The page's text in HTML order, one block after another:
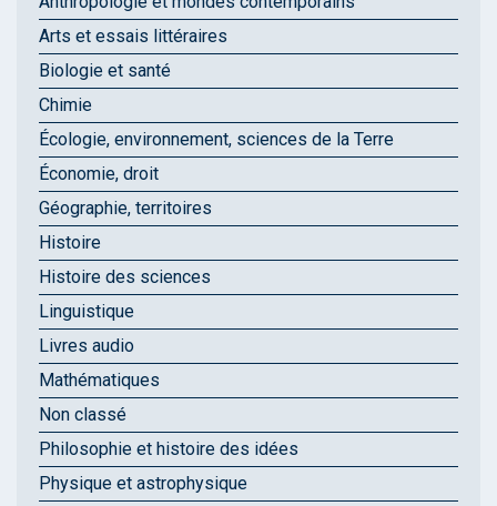
Arts et essais littéraires
Biologie et santé
Chimie
Écologie, environnement, sciences de la Terre
Économie, droit
Géographie, territoires
Histoire
Histoire des sciences
Linguistique
Livres audio
Mathématiques
Non classé
Philosophie et histoire des idées
Physique et astrophysique